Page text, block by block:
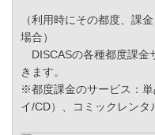
（利用時にその都度、課
場合）
DISCASの各種都度課金
きます。
※都度課金のサービス：
イ/CD）、コミックレンタ